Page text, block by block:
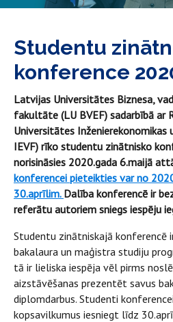
Studentu
konference
Latvijas Universitātes Biznesa,
fakultāte (LU BVEF) sadarbībā ar
Universitātes
IEVF) rīko studentu zinātnisko
norisināsies 2020.gada 6.maijā
konferencei pieteikties var no
30.aprīlim. Dalība konferencē ir
referātu autoriem sniegs iespēju
Studentu zinātniskajā konferencē
bakalaura un maģistra studiju
tā ir lieliska iespēja vēl pirms
aizstāvēšanas prezentēt savus
diplomdarbus. Studenti
kopsavilkumus iesniegt līdz